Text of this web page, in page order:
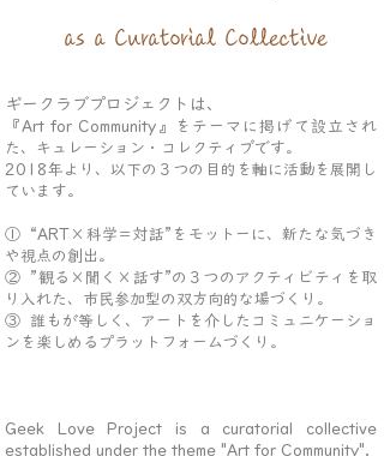
as a Curatorial Collective
ギークラブプロジェクトは、
『Art for Community』をテーマに掲げて設立され
た、キュレーション・コレクティブです。
2018年より、以下の３つの目的を軸に活動を展開し
ています。
① “ART×科学＝対話”をモットーに、新たな気づき
や視点の創出。
② ”観る×聞く×話す”の３つのアクティビティを取
り入れた、市民参加型の双方向的な場づくり。
③ 誰もが等しく、アートを介したコミュニケーショ
ンを楽しめるプラットフォームづくり。
Geek Love Project is a curatorial collective
established under the theme "Art for Community".